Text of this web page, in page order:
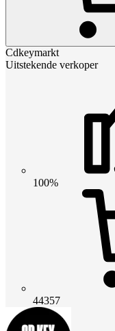
Cdkeymarkt
Uitstekende verkoper
100%
44357